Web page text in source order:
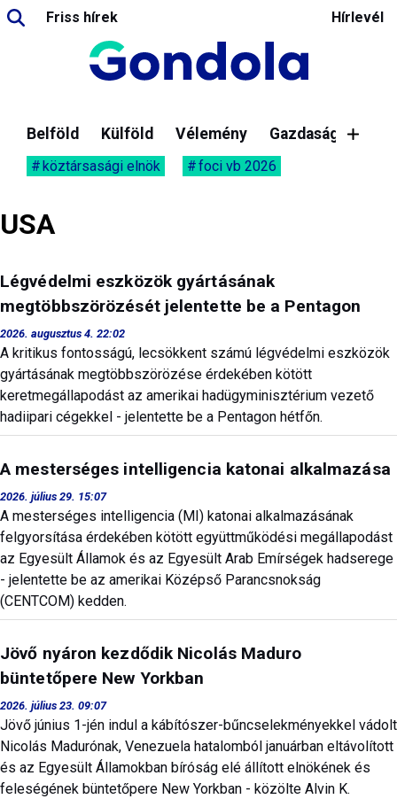
Friss hírek Hírlevél
Belföld Külföld Vélemény Gazdaság
köztársasági elnök foci vb 2026
USA
Légvédelmi eszközök gyártásának
megtöbbszörözését jelentette be a Pentagon
2026. augusztus 4. 22:02
A kritikus fontosságú, lecsökkent számú légvédelmi eszközök
gyártásának megtöbbszörözése érdekében kötött
keretmegállapodást az amerikai hadügyminisztérium vezető
hadiipari cégekkel - jelentette be a Pentagon hétfőn.
A mesterséges intelligencia katonai alkalmazása
2026. július 29. 15:07
A mesterséges intelligencia (MI) katonai alkalmazásának
felgyorsítása érdekében kötött együttműködési megállapodást
az Egyesült Államok és az Egyesült Arab Emírségek hadserege
- jelentette be az amerikai Középső Parancsnokság
(CENTCOM) kedden.
Jövő nyáron kezdődik Nicolás Maduro
büntetőpere New Yorkban
2026. július 23. 09:07
Jövő június 1-jén indul a kábítószer-bűncselekményekkel vádolt
Nicolás Madurónak, Venezuela hatalomból januárban eltávolított
és az Egyesült Államokban bíróság elé állított elnökének és
feleségének büntetőpere New Yorkban - közölte Alvin K.